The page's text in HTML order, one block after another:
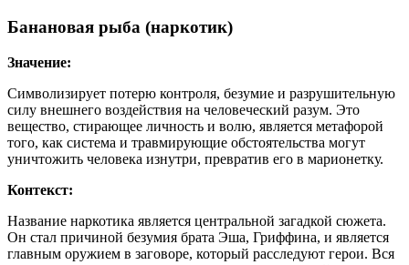
Банановая рыба (наркотик)
Значение:
Символизирует потерю контроля, безумие и разрушительную
силу внешнего воздействия на человеческий разум. Это
вещество, стирающее личность и волю, является метафорой
того, как система и травмирующие обстоятельства могут
уничтожить человека изнутри, превратив его в марионетку.
Контекст:
Название наркотика является центральной загадкой сюжета.
Он стал причиной безумия брата Эша, Гриффина, и является
главным оружием в заговоре, который расследуют герои. Вся